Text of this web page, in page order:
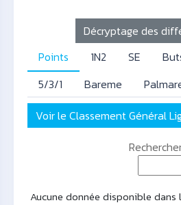
Décryptage des
Points
1N2 SE
5/3/1
Bareme
Voir le Classement Général
Aucune donnée disponible dans